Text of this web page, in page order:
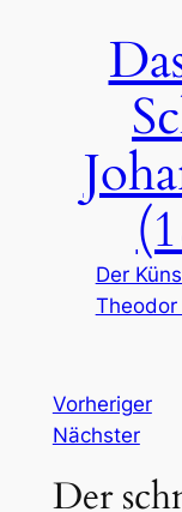
Der
Theodor
Vorheriger
Nächster
Der